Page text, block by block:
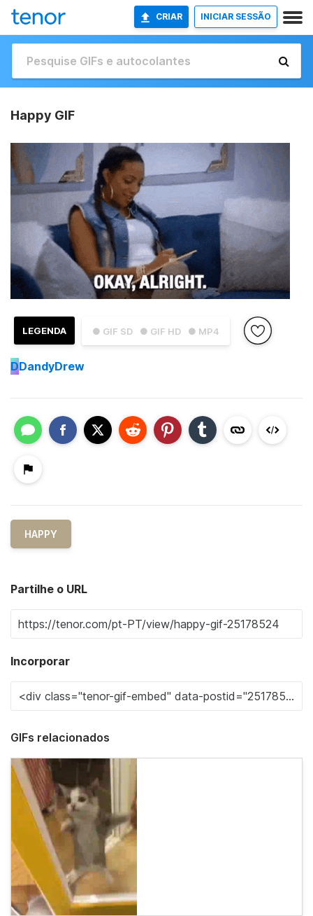
CRIAR INICIAR SESSÃO
Happy GIF
● GIF SD ● GIF HD ● MP4
LEGENDA
DDandyDrew
HAPPY
Partilhe o URL
Incorporar
GIFs relacionados